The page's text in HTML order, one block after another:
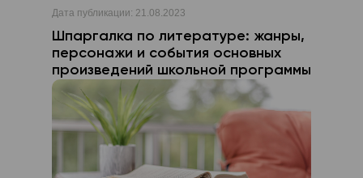
Дата публикации: 21.08.2023
Шпаргалка по литературе: жанры,
персонажи и события основных
произведений школьной программы